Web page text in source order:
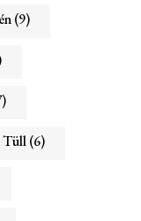
(9)
Tüll(6)